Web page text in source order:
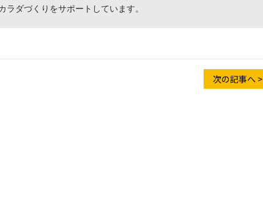
ダづくりをサポートしています。
次の記事へ >